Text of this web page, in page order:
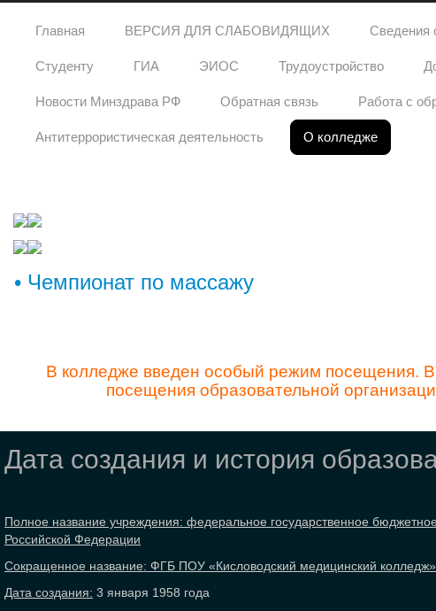
Главная ВЕРСИЯ ДЛЯ СЛАБОВИДЯЩИХ Сведения
Студенту ГИА ЭИОС Трудоустройство
Новости Минздрава РФ Обратная связь Работа с
Антитеррористическая деятельность О колледже
• Чемпионат по массажу
В колледже введен особый режим посещения. В
посещения образовательной
Дата создания и история
Полное название учреждения: федеральное государственное
Российской Федерации
Сокращенное название: ФГБ ПОУ «Кисловодский медицинский
Дата создания: 3 января 1958 года